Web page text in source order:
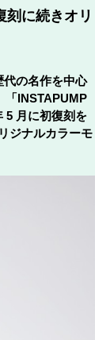
刻に続きオリ
代の名作を中心
「INSTAPUMP
5 月に初復刻を
ジナルカラーモ